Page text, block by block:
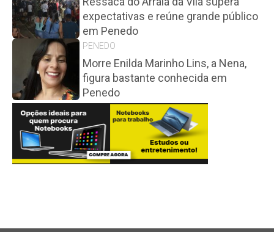
expectativas e reúne grande público
em Penedo
PENEDO
Morre Enilda Marinho Lins, a Nena,
figura bastante conhecida em
Penedo